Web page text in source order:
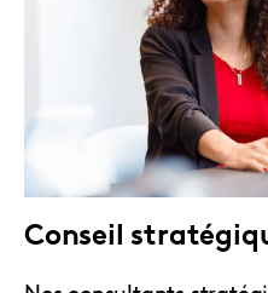
Conseil